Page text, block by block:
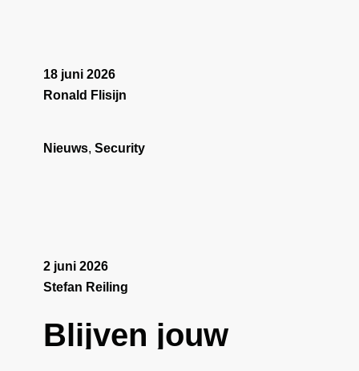
18 juni 2026
Ronald Flisijn
Nieuws, Security
2 juni 2026
Stefan Reiling
Blijven jouw